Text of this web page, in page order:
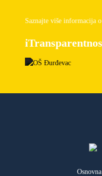
Saznajte više informacija